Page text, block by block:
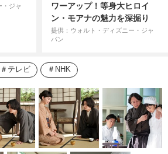
・ジャ
ワーアップ！等身大ヒロイ
ン・モアナの魅力を深掘り
提供：ウォルト・ディズニー・ジャ
パン
テレビ NHK